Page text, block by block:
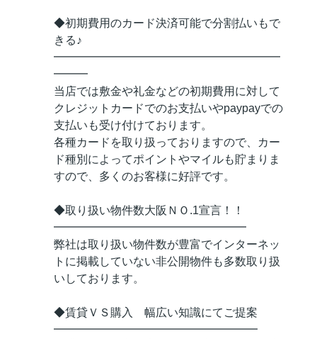
◆初期費用のカード決済可能で分割払いもで
きる♪
━━━━━━━━━━━━━━━━━━━━
━━━
当店では敷金や礼金などの初期費用に対して
クレジットカードでのお支払いやpaypayでの
支払いも受け付けております。
各種カードを取り扱っておりますので、カー
ド種別によってポイントやマイルも貯まりま
すので、多くのお客様に好評です。
◆取り扱い物件数大阪ＮＯ.1宣言！！
━━━━━━━━━━━━━━━━━
弊社は取り扱い物件数が豊富でインターネッ
トに掲載していない非公開物件も多数取り扱
いしております。
◆賃貸ＶＳ購入 幅広い知識にてご提案
━━━━━━━━━━━━━━━━━━